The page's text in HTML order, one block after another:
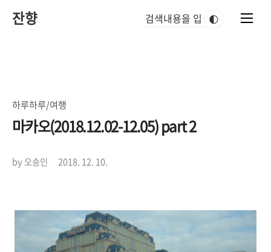
잔향 🌓
하루하루/여행
마카오(2018.12.02-12.05) part 2
by 오송인 2018. 12. 10.